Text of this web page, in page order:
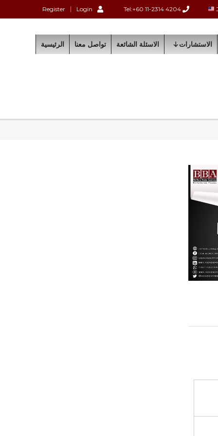
Login
Register
الرئيسية الاستشارات الاسئلة الشائعة تواصل معنا